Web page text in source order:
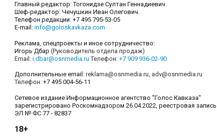
Главный редактор: Тогонидзе Султан Геннадиевич.
Шеф-редактор: Чечушкин Иван Олегович.
Телефон редакции: +7 495 795-53-05
E-mail: info@goloskavkaza.com
Реклама, спецпроекты и иное сотрудничество:
Игорь Дбар (Руководитель отдела продаж)
Email: i.dbar@osnmedia.ru Телефон: +7 909 936-02-90
Дополнительные email: reklama@osnmedia.ru, adv@osnmedia.ru
Телефон: +7 495 004-56-11
Сетевое издание Информационное агентство "Голос Кавказа"
зарегистрировано Роскомнадзором 26.04.2022, реестровая запись
ЭЛ № ФС 77 - 82837
18+